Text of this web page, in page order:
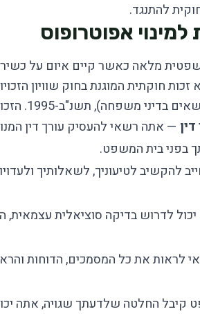
להתנגד.
למינוי אפוטרופוס
מלאה כאשר קיים איום על
זכות חוקתית המוגנת בחוק שוויון
— אתה רשאי להעסיק עורך דין
בפני בית המשפט.
להקשיב לטיעוניך, לשאלותיך
לדרוש בדיקה סוציאלית עצמאית,
לראות את כל המסמכים, הדוחות
החלטה שלדעתך שגויה, אתה